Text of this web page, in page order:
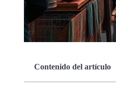
Contenido del artículo